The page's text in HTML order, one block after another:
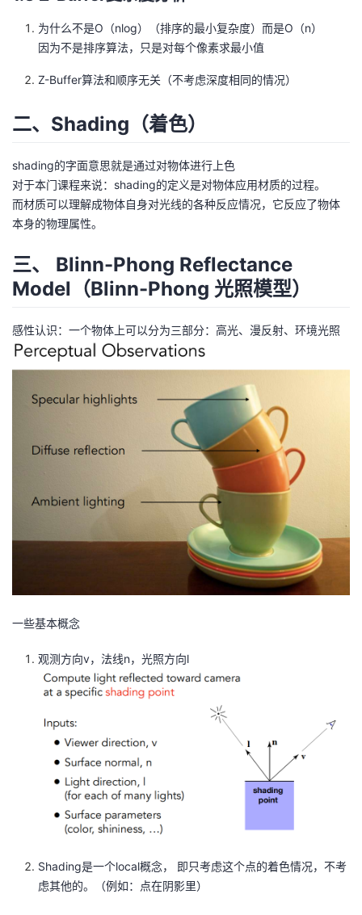
为什么不是O（nlog）（排序的最小复杂度）而是O（n）
因为不是排序算法，只是对每个像素求最小值
Z-Buffer算法和顺序无关（不考虑深度相同的情况）
二、Shading（着色）
shading的字面意思就是通过对物体进行上色
对于本门课程来说：shading的定义是对物体应用材质的过程。
而材质可以理解成物体自身对光线的各种反应情况，它反应了物体
本身的物理属性。
三、 Blinn-Phong Reflectance
Model（Blinn-Phong 光照模型）
感性认识：一个物体上可以分为三部分：高光、漫反射、环境光照
一些基本概念
观测方向v，法线n，光照方向l
Shading是一个local概念， 即只考虑这个点的着色情况，不考
虑其他的。（例如：点在阴影里）